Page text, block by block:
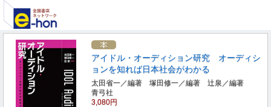
アイドル・オーディション研究 オーディシ
ョンを知れば日本社会がわかる
太田省一／編著 塚田修一／編著 辻泉／編著
青弓社
3,080円